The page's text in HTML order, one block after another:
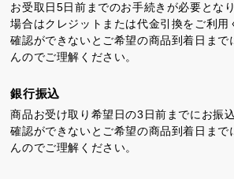
お受取日5日前までのお手続きが必要とな
場合はクレジットまたは代金引換をご利用
確認ができないとご希望の商品到着日まで
んのでご理解ください。
銀行振込
商品お受け取り希望日の3日前までにお振
確認ができないとご希望の商品到着日まで
んのでご理解ください。